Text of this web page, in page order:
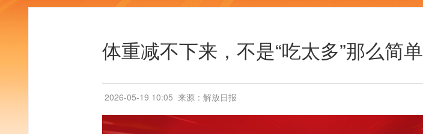
体重减不下来，不是“吃太多”那么简单
2026-05-19 10:05 来源：解放日报